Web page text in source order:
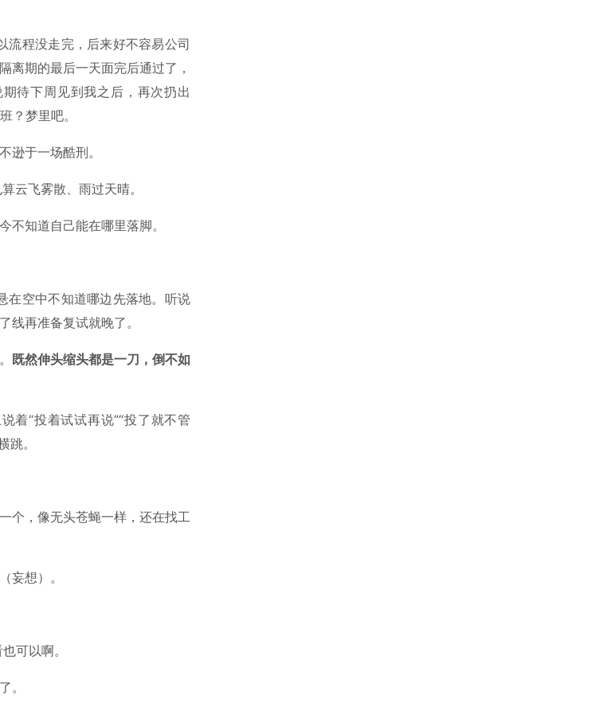
程没走完，后来好不容易公司
离期的最后一天面完后通过了，
待下周见到我之后，再次扔出
？梦里吧。
逊于一场酷刑。
云飞雾散、雨过天晴。
不知道自己能在哪里落脚。
在空中不知道哪边先落地。听说
线再准备复试就晚了。
既然伸头缩头都是一刀，倒不如
着“投着试试再说”“投了就不管
跳。
个，像无头苍蝇一样，还在找工
妄想）。
可以啊。
。